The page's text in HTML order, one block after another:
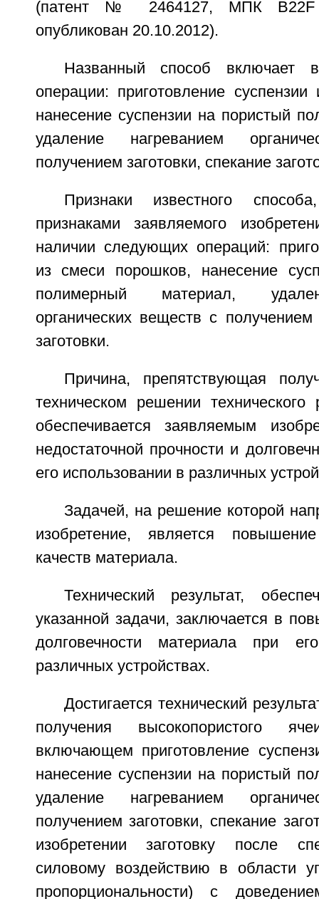
(патент № 2464127, МПК
опубликован 20.10.2012).
Названный способ включает
операции: приготовление
нанесение суспензии на пористый
удаление нагреванием
получением заготовки, спекание
Признаки известного
признаками заявляемого
наличии следующих операций:
из смеси порошков, нанесение
полимерный материал,
органических веществ с получением
заготовки.
Причина, препятствующая
техническом решении технического
обеспечивается заявляемым
недостаточной прочности и
его использовании в различных
Задачей, на решение которой
изобретение, является
качеств материала.
Технический результат,
указанной задачи, заключается в
долговечности материала при
различных устройствах.
Достигается технический
получения высокопористого
включающем приготовление
нанесение суспензии на пористый
удаление нагреванием
получением заготовки, спекание
изобретении заготовку после
силовому воздействию в области
пропорциональности) с